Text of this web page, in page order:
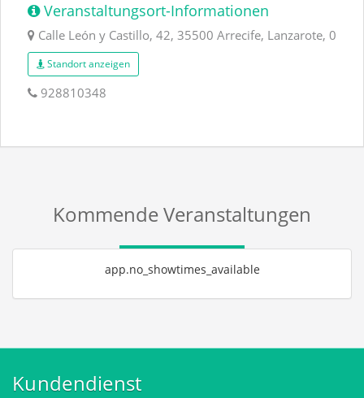
Veranstaltungsort-Informationen
Calle León y Castillo, 42, 35500 Arrecife, Lanzarote, 0
Standort anzeigen
928810348
Kommende Veranstaltungen
app.no_showtimes_available
Kundendienst